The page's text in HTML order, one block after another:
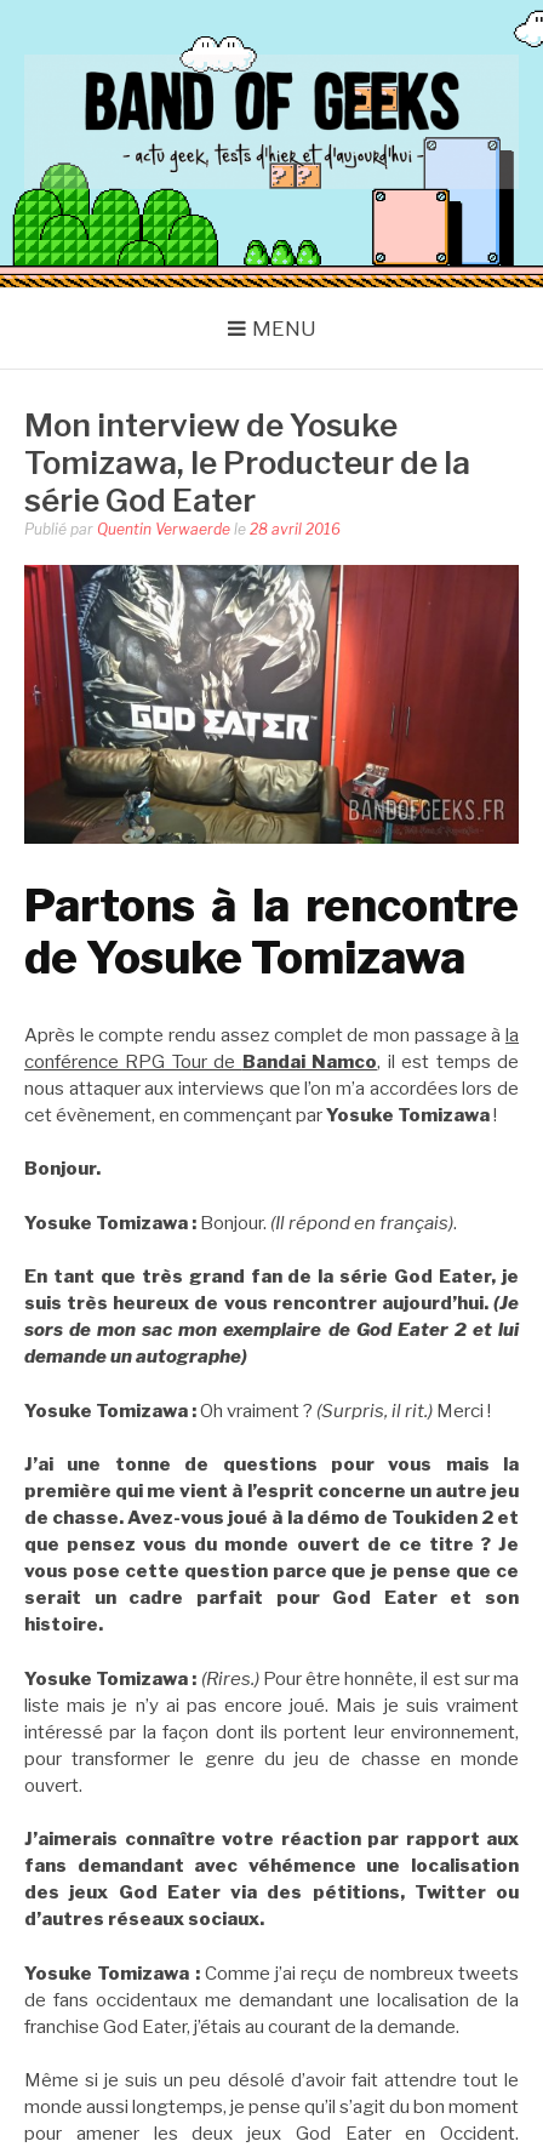
BAND OF GEEKS
Actu Geek d'hier et d'aujourd'hui
MENU
Mon interview de Yosuke
Tomizawa, le Producteur de la
série God Eater
Publié par Quentin Verwaerde le 28 avril 2016
Partons à la rencontre
de Yosuke Tomizawa
Après le compte rendu assez complet de mon passage à la
conférence RPG Tour de Bandai Namco, il est temps de
nous attaquer aux interviews que l’on m’a accordées lors de
cet évènement, en commençant parYosuke Tomizawa!
Bonjour.
Yosuke Tomizawa : Bonjour. (Il répond en français).
En tant que très grand fan de la série God Eater, je
suis très heureux de vous rencontrer aujourd’hui. (Je
sors de mon sac mon exemplaire de God Eater 2 et lui
demande un autographe)
Yosuke Tomizawa :Oh vraiment ? (Surpris, il rit.) Merci !
J’ai une tonne de questions pour vous mais la
première qui me vient à l’esprit concerne un autre jeu
de chasse. Avez-vous joué à la démo de Toukiden 2 et
que pensez vous du monde ouvert de ce titre ? Je
vous pose cette question parce que je pense que ce
serait un cadre parfait pour God Eater et son
histoire.
Yosuke Tomizawa : (Rires.) Pour être honnête, il est sur ma
liste mais je n’y ai pas encore joué. Mais je suis vraiment
intéressé par la façon dont ils portent leur environnement,
pour transformer le genre du jeu de chasse en monde
ouvert.
J’aimerais connaître votre réaction par rapport aux
fans demandant avec véhémence une localisation
des jeux God Eater via des pétitions, Twitter ou
d’autres réseaux sociaux.
Yosuke Tomizawa : Comme j’ai reçu de nombreux tweets
de fans occidentaux me demandant une localisation de la
franchise God Eater, j’étais au courant de la demande.
Même si je suis un peu désolé d’avoir fait attendre tout le
monde aussi longtemps, je pense qu’il s’agit du bon moment
pour amener les deux jeux God Eater en Occident.